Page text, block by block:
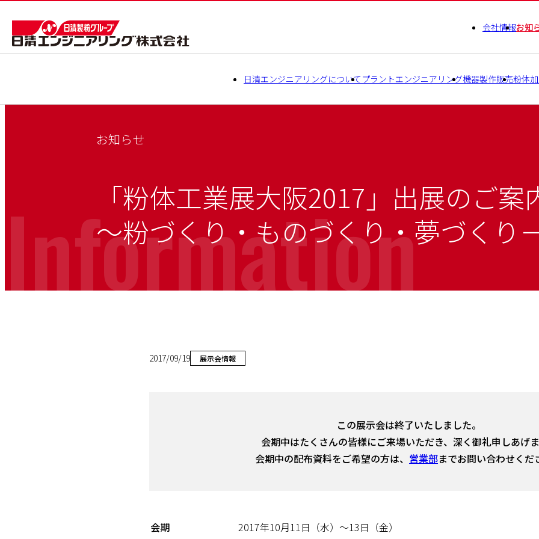
日清エンジニアリングについて プラントエンジニアリング機器製作販売粉体
会社情報お知
「粉体工業展大阪2017」出展のご案
～粉づくり・ものづくり・夢づくり
お知らせ
Information
2017/09/19 展示会情報
この展示会は終了いたしました。
会期中はたくさんの皆様にご来場いただき、深く御礼申しあげま
会期中の配布資料をご希望の方は、 営業部までお問い合わせくだ
会期 2017年10月11日（水）～13日（金）